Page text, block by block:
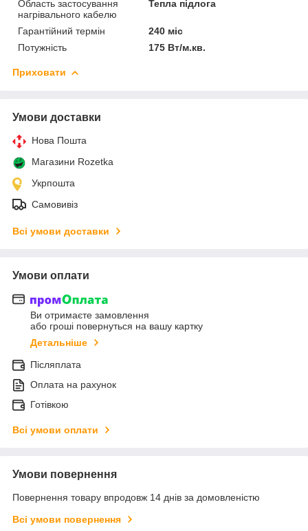
Область застосування
нагрівального кабелю
Тепла підлога
Гарантійний термін
240 міс
Потужність
175 Вт/м.кв.
Приховати
Умови доставки
Нова Пошта
Магазини Rozetka
Укрпошта
Самовивіз
Всі умови доставки
Умови оплати
Ви отримаєте замовлення
або гроші повернуться на вашу картку
Детальніше
Післяплата
Оплата на рахунок
Готівкою
Всі умови оплати
Умови повернення
Повернення товару впродовж 14 днів за домовленістю
Всі умови повернення